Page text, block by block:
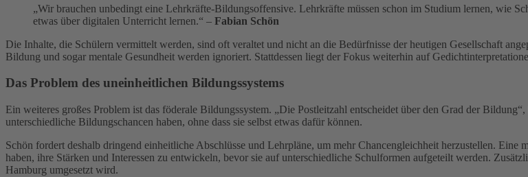
„Wir brauchen unbedingt eine Lehrkräfte-Bildungsoffensive. Lehrkräfte müssen schon im Studium lernen, wie
etwas über digitalen Unterricht lernen.“ – Fabian Schön
Die Inhalte, die Schülern vermittelt werden, sind oft veraltet und nicht an die Bedürfnisse der heutigen Gesellschaft
Bildung und sogar mentale Gesundheit werden ignoriert. Stattdessen liegt der Fokus weiterhin auf
Das Problem des uneinheitlichen Bildungssystems
Ein weiteres großes Problem ist das föderale Bildungssystem. „Die Postleitzahl entscheidet über den Grad der
unterschiedliche Bildungschancen haben, ohne dass sie selbst etwas dafür können.
Schön fordert deshalb dringend einheitliche Abschlüsse und Lehrpläne, um mehr Chancengleichheit herzustellen. Eine
haben, ihre Stärken und Interessen zu entwickeln, bevor sie auf unterschiedliche Schulformen aufgeteilt werden.
Hamburg umgesetzt wird.